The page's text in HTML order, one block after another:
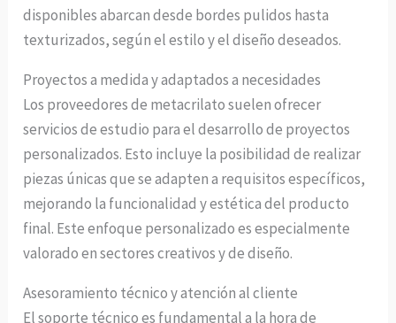
disponibles abarcan desde bordes pulidos hasta
texturizados, según el estilo y el diseño deseados.
Proyectos a medida y adaptados a necesidades
Los proveedores de metacrilato suelen ofrecer
servicios de estudio para el desarrollo de proyectos
personalizados. Esto incluye la posibilidad de realizar
piezas únicas que se adapten a requisitos específicos,
mejorando la funcionalidad y estética del producto
final. Este enfoque personalizado es especialmente
valorado en sectores creativos y de diseño.
Asesoramiento técnico y atención al cliente
El soporte técnico es fundamental a la hora de